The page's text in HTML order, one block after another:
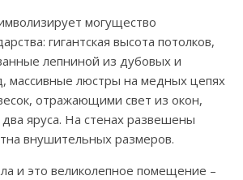
могущество
гигантская высота потолков,
лепниной из дубовых и
массивные люстры на медных цепях
отражающими свет из окон,
яруса. На стенах развешены
внушительных размеров.
и это великолепное помещение –